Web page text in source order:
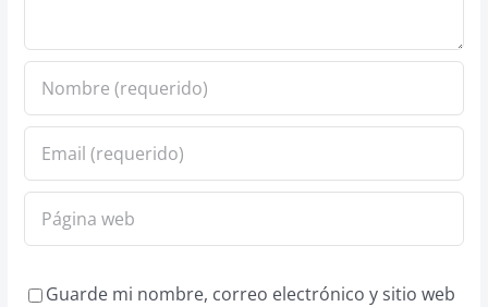
Guarde mi nombre, correo electrónico y sitio web